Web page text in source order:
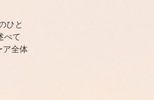
ひと
べて
ア全体